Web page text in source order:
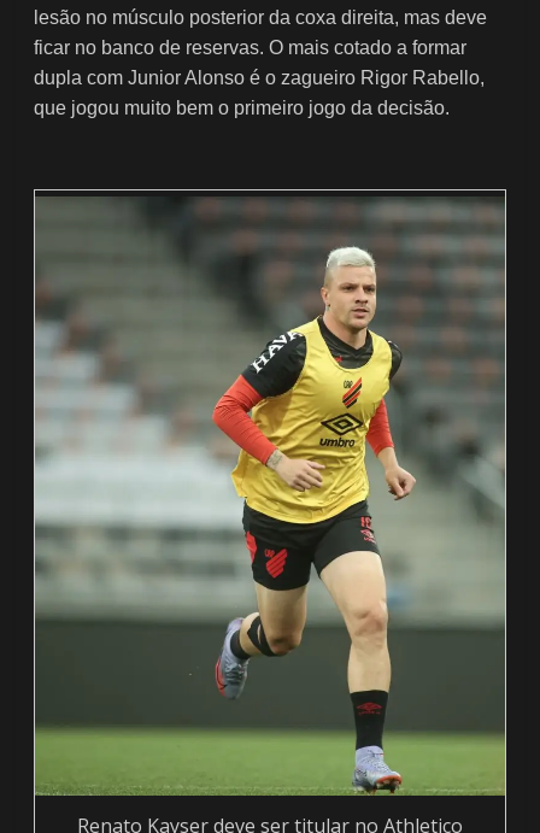
lesão no músculo posterior da coxa direita, mas deve
ficar no banco de reservas. O mais cotado a formar
dupla com Junior Alonso é o zagueiro Rigor Rabello,
que jogou muito bem o primeiro jogo da decisão.
Renato Kayser deve ser titular no Athletico